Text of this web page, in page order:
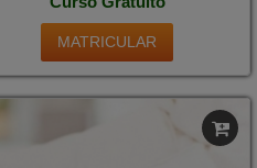
MATRICULAR